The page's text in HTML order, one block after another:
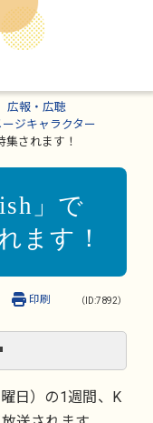
広報・広聴
ージキャラクター
集されます！
」で
ます！
（ID:7892）
印刷
日）の1週間、K